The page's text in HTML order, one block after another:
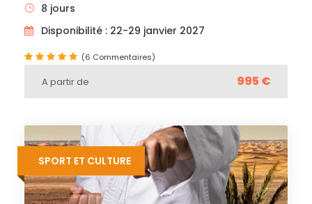
8 jours
Disponibilité : 22-29 janvier 2027
(6 Commentaires)
A partir de 995 €
SPORT ET CULTURE